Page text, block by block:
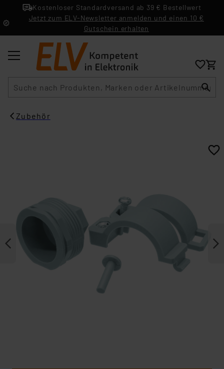
Kostenloser Standardversand ab 39 € Bestellwert
Jetzt zum ELV-Newsletter anmelden und einen 10 €
Gutschein erhalten
Zubehör